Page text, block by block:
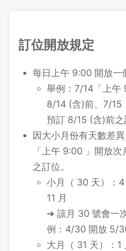
訂位開放規定
每日上午 9:00 開放一
舉例：7/14「上午
8/14 (含)前、7/15
預訂 8/15 (含)前之
因大小月份有天數差
「上午 9:00 」開放
之訂位。
小月（ 30 天）：4
11 月
➜ 該月 30 號會一
例：4/30 開放 5/
大月（ 31 天）：1